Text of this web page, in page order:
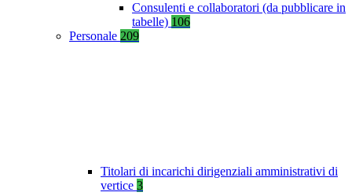
Consulenti e collaboratori (da pubblicare in
tabelle) 106
Personale 209
Titolari di incarichi dirigenziali amministrativi di
vertice 3